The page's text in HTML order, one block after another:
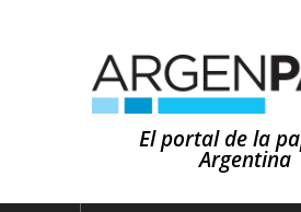
El portal de la
Argentina